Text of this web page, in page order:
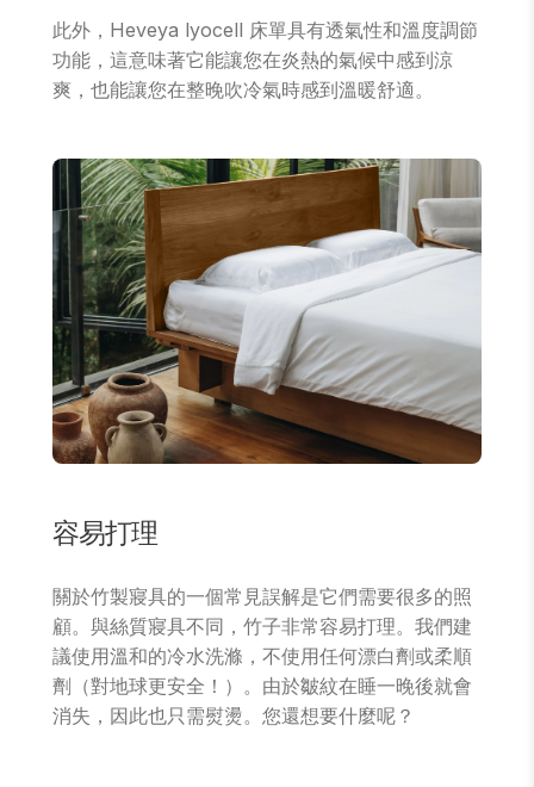
此外，Heveya lyocell 床單具有透氣性和溫度調節
功能，這意味著它能讓您在炎熱的氣候中感到涼
爽，也能讓您在整晚吹冷氣時感到溫暖舒適。
容易打理
關於竹製寢具的一個常見誤解是它們需要很多的照
顧。與絲質寢具不同，竹子非常容易打理。我們建
議使用溫和的冷水洗滌，不使用任何漂白劑或柔順
劑（對地球更安全！）。由於皺紋在睡一晚後就會
消失，因此也只需熨燙。您還想要什麼呢？